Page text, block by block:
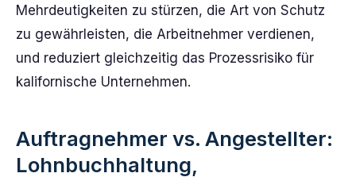
Mehrdeutigkeiten zu stürzen, die Art von Schutz
zu gewährleisten, die Arbeitnehmer verdienen,
und reduziert gleichzeitig das Prozessrisiko für
kalifornische Unternehmen.
Auftragnehmer vs. Angestellter:
Lohnbuchhaltung,